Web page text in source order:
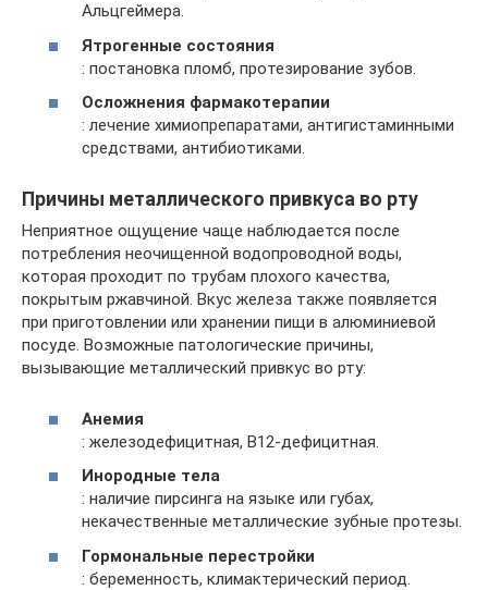
Альцгеймера.
Ятрогенные состояния
: постановка пломб, протезирование зубов.
Осложнения фармакотерапии
: лечение химиопрепаратами, антигистаминными
средствами, антибиотиками.
Причины металлического привкуса во рту
Неприятное ощущение чаще наблюдается после
потребления неочищенной водопроводной воды,
которая проходит по трубам плохого качества,
покрытым ржавчиной. Вкус железа также появляется
при приготовлении или хранении пищи в алюминиевой
посуде. Возможные патологические причины,
вызывающие металлический привкус во рту:
Анемия
: железодефицитная, В12-дефицитная.
Инородные тела
: наличие пирсинга на языке или губах,
некачественные металлические зубные протезы.
Гормональные перестройки
: беременность, климактерический период.